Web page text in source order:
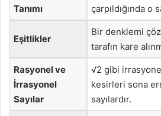
Tanımı
çarpıldığında o
Eşitlikler
Bir denklemi
tarafın kare
Rasyonel ve
İrrasyonel
Sayılar
√2 gibi
kesirleri sona
sayılardır.